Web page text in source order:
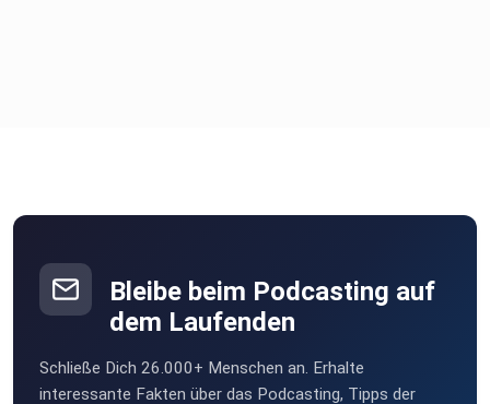
Bleibe beim Podcasting auf
dem Laufenden
Schließe Dich 26.000+ Menschen an. Erhalte
interessante Fakten über das Podcasting, Tipps der